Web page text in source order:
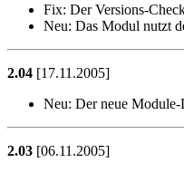
Fix: Der Versions-
Neu: Das Modul nutzt
2.04 [17.11.2005]
Neu: Der neue
2.03 [06.11.2005]